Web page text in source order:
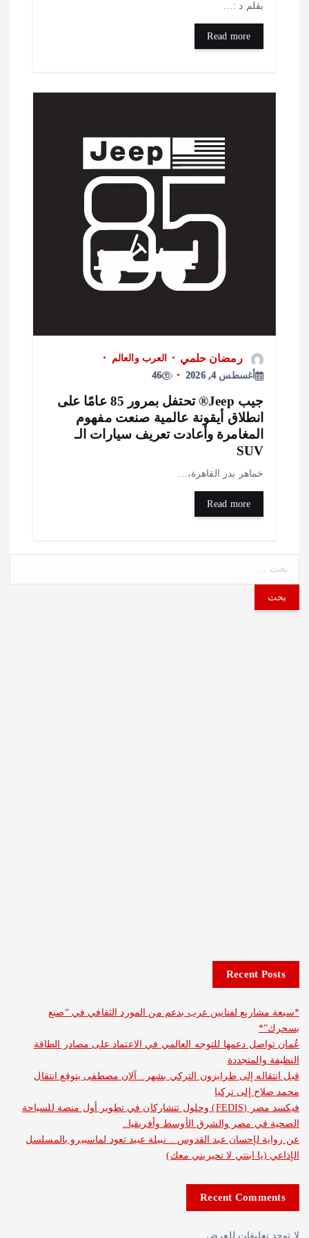
رمضان حلمي
العرب والعالم
أغسطس 4, 2026
46
جيب Jeep®️ تحتفل بمرور 85 عامًا على
أيقونة عالمية صنعت مفهوم
وأعادت تعريف سيارات الـ
بدر القاهرة،…
Recent
لفنانين عرب بدعم من المورد الثقافي في “صنع
دعمها للتوجه العالمي في الاعتماد على مصادر الطاقة
إلى طرابزون التركي بشهر.. آلان مصطفى يتوقع انتقال
إلى تركيا
فيكسد مصر (FEDIS) وحلول تتشاركان في تطوير أول منصة للسياحة
مصر والشرق الأوسط وأفريقيا..
عبد القدوس .. نبيلة عبيد تعود لماسبيرو بالمسلسل
ابنتي لا تحيريني معك)
Recent
للعرض.